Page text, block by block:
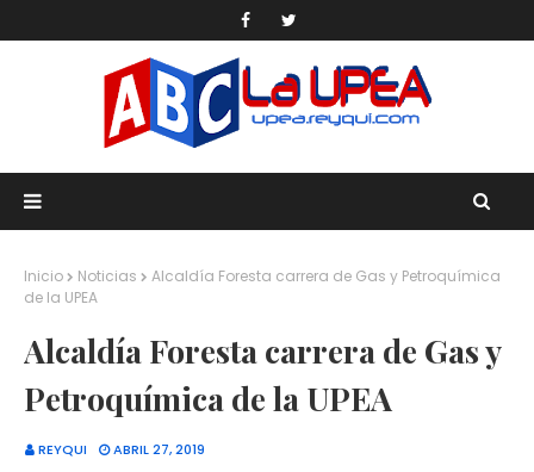
Inicio Noticias
Alcaldía Foresta carrera de Gas y Petroquímica
de la UPEA
Alcaldía Foresta carrera de Gas y
Petroquímica de la UPEA
REYQUI ABRIL 27, 2019